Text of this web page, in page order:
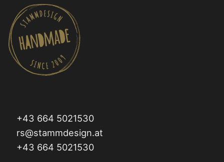
+43 664 5021530
rs@stammdesign.at
+43 664 5021530